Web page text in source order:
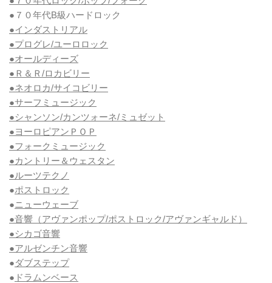
●７０年代B級ハードロック
●インダストリアル
●プログレ/ユーロロック
●オールディーズ
●Ｒ＆Ｒ/ロカビリー
●ネオロカ/サイコビリー
●サーフミュージック
●シャンソン/カンツォーネ/ミュゼット
●ヨーロピアンＰＯＰ
●フォークミュージック
●カントリー＆ウェスタン
●ルーツテクノ
●ポストロック
●ニューウェーブ
●音響（アヴァンポップ/ポストロック/アヴァンギャルド）
●シカゴ音響
●アルゼンチン音響
●ダブステップ
● ドラムンベース